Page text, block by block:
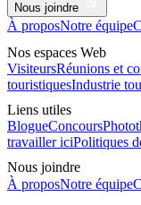
Nous joindre
À proposNotre équipe
Nos espaces Web
VisiteursRéunions et
touristiquesIndustrie
Liens utiles
BlogueConcours
travailler iciPolitiques
Nous joindre
À proposNotre équipe